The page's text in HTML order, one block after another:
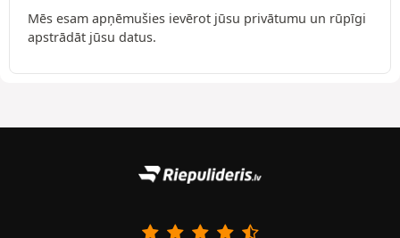
Mēs esam apņēmušies ievērot jūsu privātumu un rūpīgi
apstrādāt jūsu datus.